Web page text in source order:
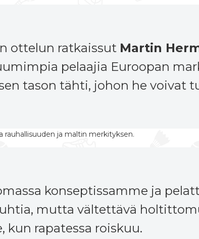
ottelun ratkaissut Martin
pelaajia Euroopan
tason tähti, johon he voivat
rauhallisuuden ja maltin merkityksen.
konseptissamme ja
mutta vältettävä
rapatessa roiskuu.